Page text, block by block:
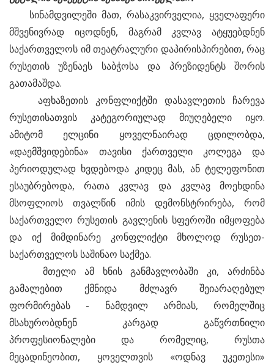
სინამდვილეში მათ, რასაკვირველია, ყველაფერი
მშვენივრად იცოდნენ, მაგრამ კვლავ ატყუებდნენ
საქართველოს იმ თეატრალური დაპირისპირებით, რაც
რუსეთის უზენაეს საბჭოსა და პრეზიდენტს შორის
გათამაშდა.
აფხაზეთის კონფლიქტში დასავლეთის ჩარევა
რუსეთისათვის კატეგორიულად მიუღებელი იყო.
ამიტომ ელცინი ყოველნაირად ცდილობდა,
«დაემშვიდებინა» თავისი ქართველი კოლეგა და
პერიოდულად ხვდებოდა კიდეც მას, ან ტელეფონით
ესაუბრებოდა, რათა კვლავ და კვლავ მოეხდინა
მსოფლიოს თვალწინ იმის დემონსტრირება, რომ
საქართველო რუსეთის გავლენის სფეროში იმყოფება
და იქ მიმდინარე კონფლიქტი მხოლოდ რუსეთ-
საქართველოს საშინაო საქმეა.
მთელი ამ ხნის განმავლობაში კი, არძინბა
გამალებით ქმნიდა მძლავრ შეიარაღებულ
ფორმირებას - ნამდვილ არმიას, რომელშიც
მსახურობდნენ კარგად გაწვრთნილი
პროფესიონალები და რომელიც, რუსთა
მეცადინეობით, ყოველთვის «ოდნავ უკეთესი»